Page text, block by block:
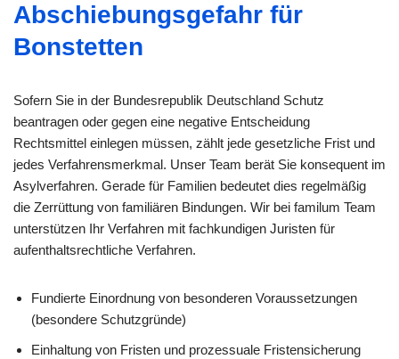
Abschiebungsgefahr für
Bonstetten
Sofern Sie in der Bundesrepublik Deutschland Schutz
beantragen oder gegen eine negative Entscheidung
Rechtsmittel einlegen müssen, zählt jede gesetzliche Frist und
jedes Verfahrensmerkmal. Unser Team berät Sie konsequent im
Asylverfahren. Gerade für Familien bedeutet dies regelmäßig
die Zerrüttung von familiären Bindungen. Wir bei familum Team
unterstützen Ihr Verfahren mit fachkundigen Juristen für
aufenthaltsrechtliche Verfahren.
Fundierte Einordnung von besonderen Voraussetzungen
(besondere Schutzgründe)
Einhaltung von Fristen und prozessuale Fristensicherung